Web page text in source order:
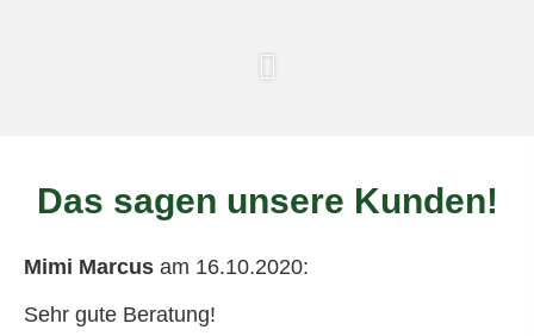
Das sagen unsere Kunden!
Mimi Marcus am 16.10.2020:
Sehr gute Beratung!